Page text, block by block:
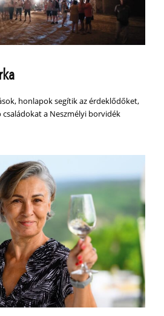
honlapok segítik az érdeklődőket,
a Neszmélyi borvidék